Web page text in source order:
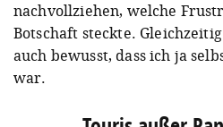
nachvollziehen, welche
Botschaft steckte.
auch bewusst, dass ich ja
war.